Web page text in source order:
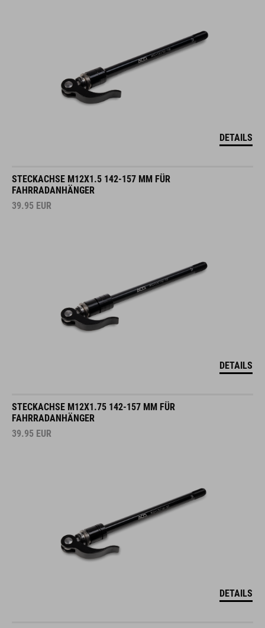
DETAILS
STECKACHSE M12X1.5 142-157 MM FÜR
FAHRRADANHÄNGER
39.95 EUR
DETAILS
STECKACHSE M12X1.75 142-157 MM FÜR
FAHRRADANHÄNGER
39.95 EUR
DETAILS